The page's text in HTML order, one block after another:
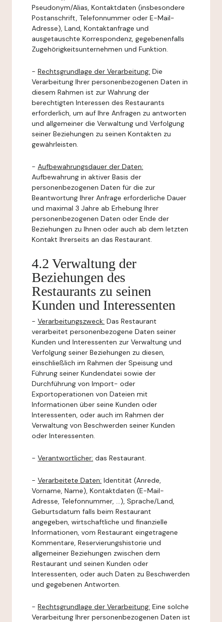
Pseudonym/Alias, Kontaktdaten (insbesondere
Postanschrift, Telefonnummer oder E-Mail-
Adresse), Land, Kontaktanfrage und
ausgetauschte Korrespondenz, gegebenenfalls
Zugehörigkeitsunternehmen und Funktion.
- Rechtsgrundlage der Verarbeitung: Die
Verarbeitung Ihrer personenbezogenen Daten in
diesem Rahmen ist zur Wahrung der
berechtigten Interessen des Restaurants
erforderlich, um auf Ihre Anfragen zu antworten
und allgemeiner die Verwaltung und Verfolgung
seiner Beziehungen zu seinen Kontakten zu
gewährleisten.
- Aufbewahrungsdauer der Daten:
Aufbewahrung in aktiver Basis der
personenbezogenen Daten für die zur
Beantwortung Ihrer Anfrage erforderliche Dauer
und maximal 3 Jahre ab Erhebung Ihrer
personenbezogenen Daten oder Ende der
Beziehungen zu Ihnen oder auch ab dem letzten
Kontakt Ihrerseits an das Restaurant.
4.2 Verwaltung der
Beziehungen des
Restaurants zu seinen
Kunden und Interessenten
- Verarbeitungszweck: Das Restaurant
verarbeitet personenbezogene Daten seiner
Kunden und Interessenten zur Verwaltung und
Verfolgung seiner Beziehungen zu diesen,
einschließlich im Rahmen der Speisung und
Führung seiner Kundendatei sowie der
Durchführung von Import- oder
Exportoperationen von Dateien mit
Informationen über seine Kunden oder
Interessenten, oder auch im Rahmen der
Verwaltung von Beschwerden seiner Kunden
oder Interessenten.
- Verantwortlicher: das Restaurant.
- Verarbeitete Daten: Identität (Anrede,
Vorname, Name), Kontaktdaten (E-Mail-
Adresse, Telefonnummer, ...), Sprache/Land,
Geburtsdatum falls beim Restaurant
angegeben, wirtschaftliche und finanzielle
Informationen, vom Restaurant eingetragene
Kommentare, Reservierungshistorie und
allgemeiner Beziehungen zwischen dem
Restaurant und seinen Kunden oder
Interessenten, oder auch Daten zu Beschwerden
und gegebenen Antworten.
- Rechtsgrundlage der Verarbeitung: Eine solche
Verarbeitung Ihrer personenbezogenen Daten ist